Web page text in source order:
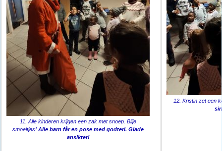
11. Alle kinderen krijgen een zak met snoep. Blije
smoeltjes!Alle barn får en pose med godteri. Glade
ansikter!
12. Kristin zet een